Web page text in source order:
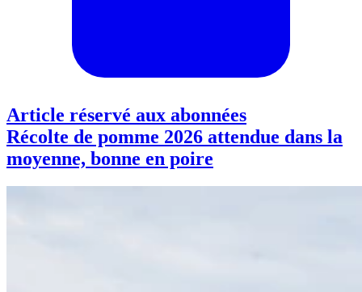
Article réservé aux abonnées
Récolte de pomme 2026 attendue dans la
moyenne, bonne en poire